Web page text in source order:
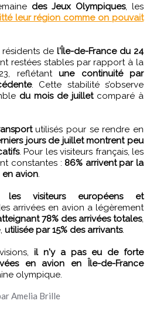
des Jeux Olympiques, les
leur région comme on pouvait
de l'Île-de-France du 24
restées stables par rapport à la
reflétantune continuité par
. Cette stabilité s’observe
du mois de juilletcomparé à
utilisés pour se rendre en
jours de juillet montrent peu
. Pour les visiteurs français, les
constantes : 86% arrivent par la
en avion.
les visiteurs européens et
arrivées en avion a légèrement
78% des arrivées totales,
utilisée par 15% des arrivants.
il n'y a pas eu de forte
en avion en Île-de-France
olympique.
Amelia Brille